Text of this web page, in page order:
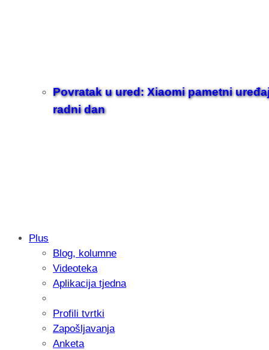
Povratak u ured: Xiaomi pametni
radni dan
Samsung otkrio kako je nastajala
donijelo tanje i izdržljivije preklopne
Plus
Blog, kolumne
Videoteka
Aplikacija tjedna
Profili tvrtki
Zapošljavanja
Anketa